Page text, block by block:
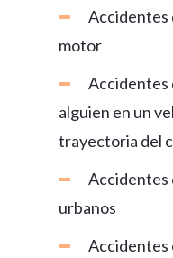
Accidentes
motor
Accidentes
alguien en un
trayectoria del
Accidentes
urbanos
Accidentes